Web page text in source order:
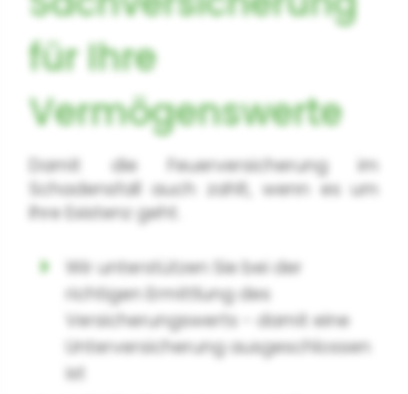
für Ihre
Vermögenswerte
Damit die Feuerversicherung im
Schadensfall auch zahlt, wenn es um
Ihre Existenz geht.
Wir unterstützen Sie bei der
richtigen Ermittlung des
Versicherungswerts - damit eine
Unterversicherung ausgeschlossen
ist